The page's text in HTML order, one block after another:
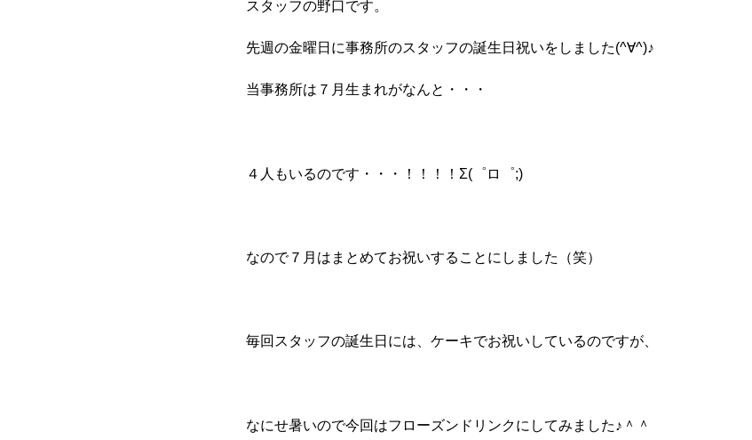
スタッフの野口です。
先週の金曜日に事務所のスタッフの誕生日祝いをしました(^∀^)♪
当事務所は７月生まれがなんと・・・
４人もいるのです・・・！！！！Σ(゜ロ゜;)
なので７月はまとめてお祝いすることにしました（笑）
毎回スタッフの誕生日には、ケーキでお祝いしているのですが、
なにせ暑いので今回はフローズンドリンクにしてみました♪＾＾